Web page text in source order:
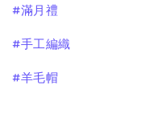
#滿月禮
#手工編織
#羊毛帽